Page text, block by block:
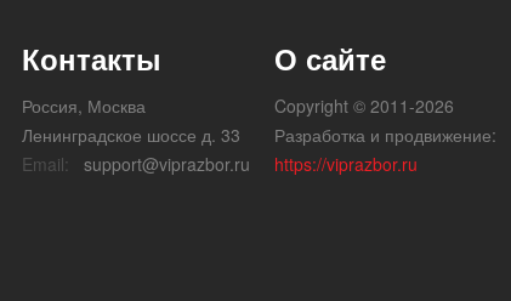
Контакты
Россия, Москва
Ленинградское шоссе д. 33
Email:
support@viprazbor.ru
О сайте
Copyright © 2011-2026
Разработка и продвижение:
https://viprazbor.ru